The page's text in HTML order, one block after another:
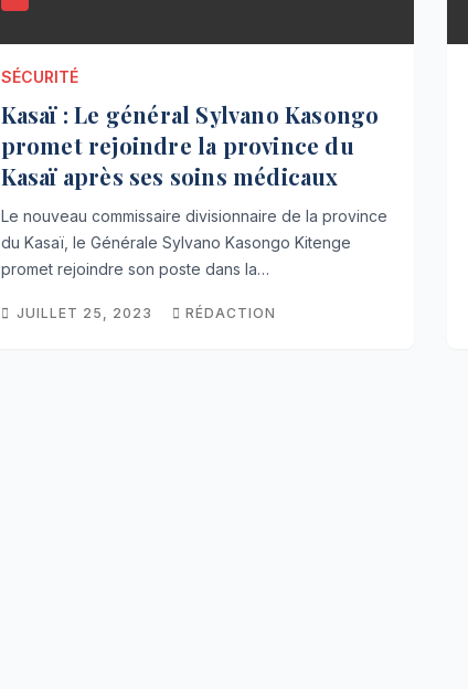
SÉCURITÉ
Kasaï : Le général Sylvano Kasongo
promet rejoindre la province du
Kasaï après ses soins médicaux
Le nouveau commissaire divisionnaire de la province
du Kasaï, le Générale Sylvano Kasongo Kitenge
promet rejoindre son poste dans la…
JUILLET 25, 2023 RÉDACTION